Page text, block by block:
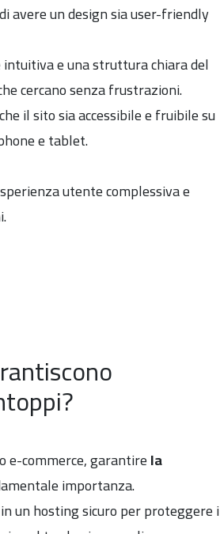
avere un design sia user-friendly
e una struttura chiara del
cercano senza frustrazioni.
il sito sia accessibile e fruibile su
e tablet.
utente complessiva e
e-commerce, garantirela
importanza.
un hosting sicuro per proteggere i